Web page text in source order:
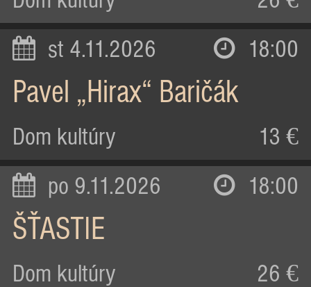
st 4.11.2026 18:00
Pavel „Hirax“ Baričák
Dom kultúry 13 €
po 9.11.2026 18:00
ŠŤASTIE
Dom kultúry 26 €